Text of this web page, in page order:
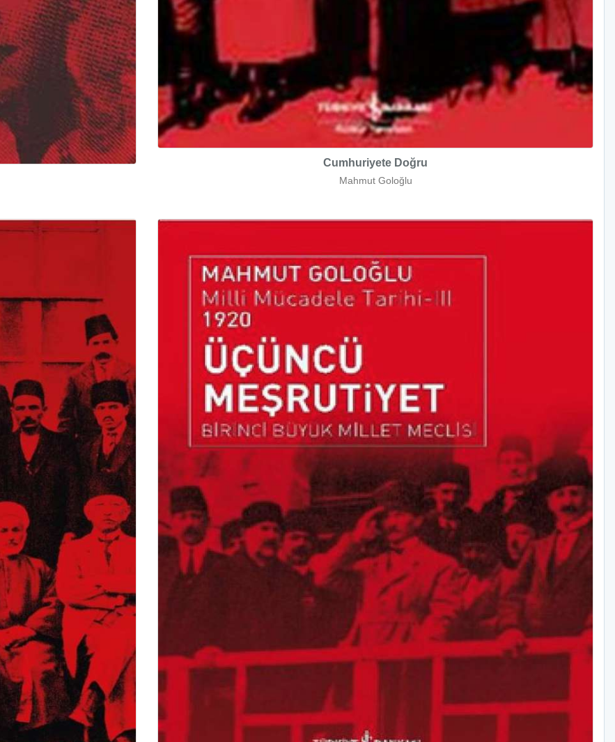
Cumhuriyete Doğru
Mahmut Goloğlu